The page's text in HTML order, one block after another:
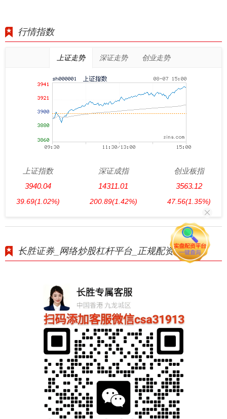
行情指数
上证走势 深证走势 创业走势
上证指数
3940.04
39.69(1.02%)
深证成指
14311.01
200.89(1.42%)
创业板指
3563.12
47.56(1.35%)
长胜证券_网络炒股杠杆平台_正规配资官网